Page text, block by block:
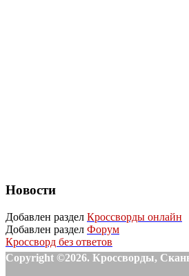
Новости
Добавлен раздел Кроссворды онлайн
Добавлен раздел Форум
Кроссворд без ответов
Copyright ©2026. Кроссворды,